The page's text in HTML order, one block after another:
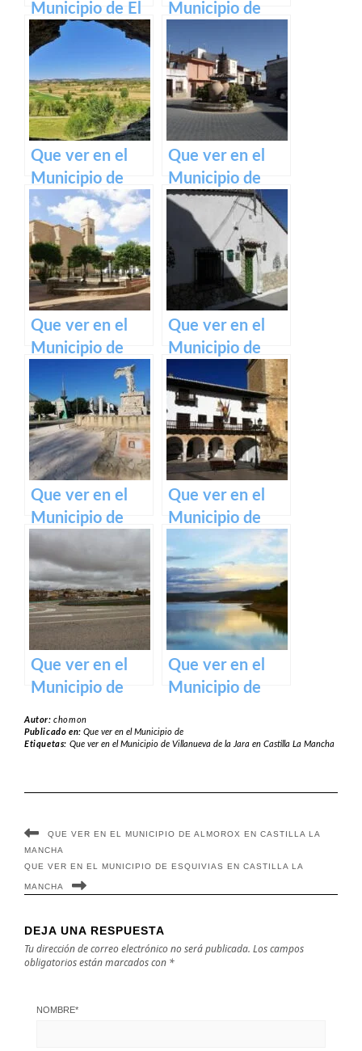
Municipio de El
Campillo de la
Jara en Castilla
La Mancha
Municipio de
Jara en Castilla
La Mancha
Que ver en el
Municipio de
Villanueva de
Guadamejud en
Castilla La
Mancha
Que ver en el
Municipio de
Villanueva de la
Fuente en
Castilla La
Mancha
Que ver en el
Municipio de
Villanueva de
Alcardete en
Castilla La
Mancha
Que ver en el
Municipio de
Villanueva de
Alcorón en
Castilla La
Mancha
Que ver en el
Municipio de
Villanueva de la
Torre en Castilla
La Mancha
Que ver en el
Municipio de
Tarazona de la
Mancha en
Castilla La
Mancha
Que ver en el
Municipio de
la Mancha en
Que ver en el
Municipio de
Cerro en Castilla
Autor:chomon
Publicado en:Que ver en el Municipio de
Etiquetas: Que ver en el Municipio de Villanueva de la Jara en Castilla La Mancha
QUE VER EN EL MUNICIPIO DE ALMOROX EN CASTILLA LA
MANCHA
QUE VER EN EL MUNICIPIO DE ESQUIVIAS EN CASTILLA LA
MANCHA
DEJA UNA RESPUESTA
Tu dirección de correo electrónico no será publicada. Los campos
obligatorios están marcados con *
NOMBRE*